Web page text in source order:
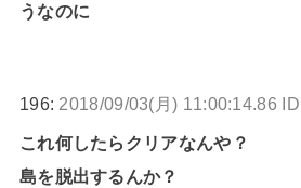
うなのに
196: 2018/09/03(月) 11:00:14.86
これ何したらクリアなんや？
島を脱出するんか？